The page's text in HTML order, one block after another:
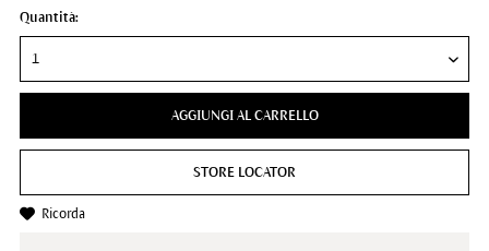
Quantità:
AGGIUNGI AL CARRELLO
STORE LOCATOR
Ricorda